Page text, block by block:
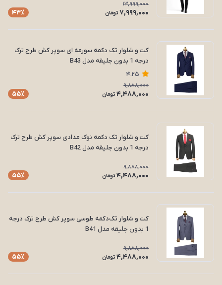
13,999,000
7,999,000 تومان 43٪
کت و شلوار تک‌ دکمه سورمه ای سوپر کش طرح ترک
درجه 1 بدون جلیقه مدل B43
4.25
9,888,000
4,488,000 تومان 55٪
کت و شلوار تک‌ دکمه نوک مدادی سوپر کش طرح ترک
درجه 1 بدون جلیقه مدل B42
9,888,000
4,488,000 تومان 55٪
کت و شلوار تک‌دکمه طوسی سوپر کش طرح ترک درجه
1 بدون جلیقه مدل B41
9,888,000
4,488,000 تومان 55٪